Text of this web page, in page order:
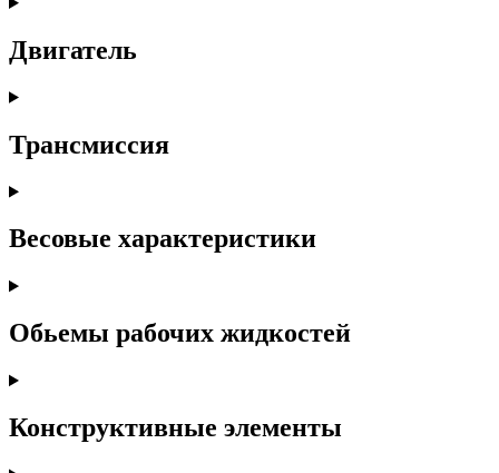
Двигатель
Трансмиссия
Весовые характеристики
Обьемы рабочих жидкостей
Конструктивные элементы